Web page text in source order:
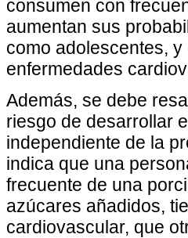
consumen con
aumentan sus
como adolescentes,
enfermedades
Además, se debe
riesgo de desarrollar
independiente de la
indica que una
frecuente de una
azúcares añadidos,
cardiovascular, que